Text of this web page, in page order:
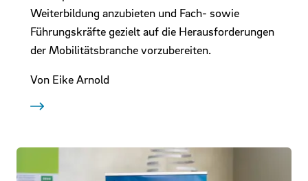
Weiterbildung anzubieten und Fach- sowie
Führungskräfte gezielt auf die Herausforderungen
der Mobilitätsbranche vorzubereiten.
Von Eike Arnold